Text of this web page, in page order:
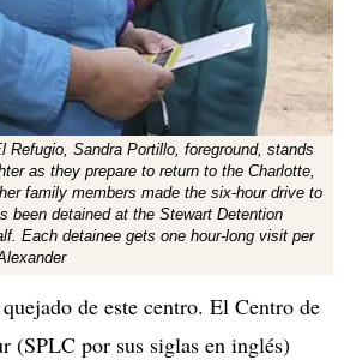
Refugio, Sandra Portillo, foreground, stands
as they prepare to return to the Charlotte,
family members made the six-hour drive to
been detained at the Stewart Detention
Each detainee gets one hour-long visit per
de este centro. El Centro de
(SPLC por sus siglas en inglés)